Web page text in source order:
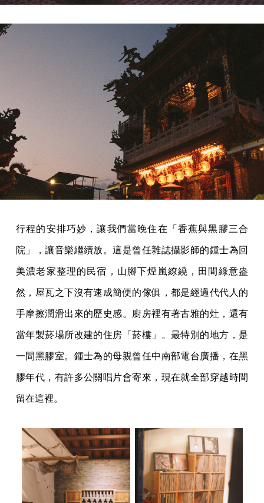
行程的安排巧妙，讓我們當晚住在「香蕉與黑膠三合
院」，讓音樂繼續放。這是曾任雜誌攝影師的鍾士為回
美濃老家整理的民宿，山腳下煙嵐繚繞，田間綠意盎
然，屋瓦之下沒有速成簡便的傢俱，都是經過代代人的
手摩擦潤滑出來的歷史感。廚房裡有著古雅的灶，還有
當年製菸場所改建的住房「菸樓」。最特別的地方，是
一間黑膠室。鍾士為的母親曾任中南部電台廣播，在黑
膠年代，有許多公關唱片會寄來，現在就全部穿越時間
留在這裡。